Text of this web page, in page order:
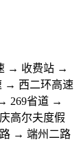
→ 收费站 →
→ 西二环高速
269省道 →
高尔夫度假
→ 端州二路